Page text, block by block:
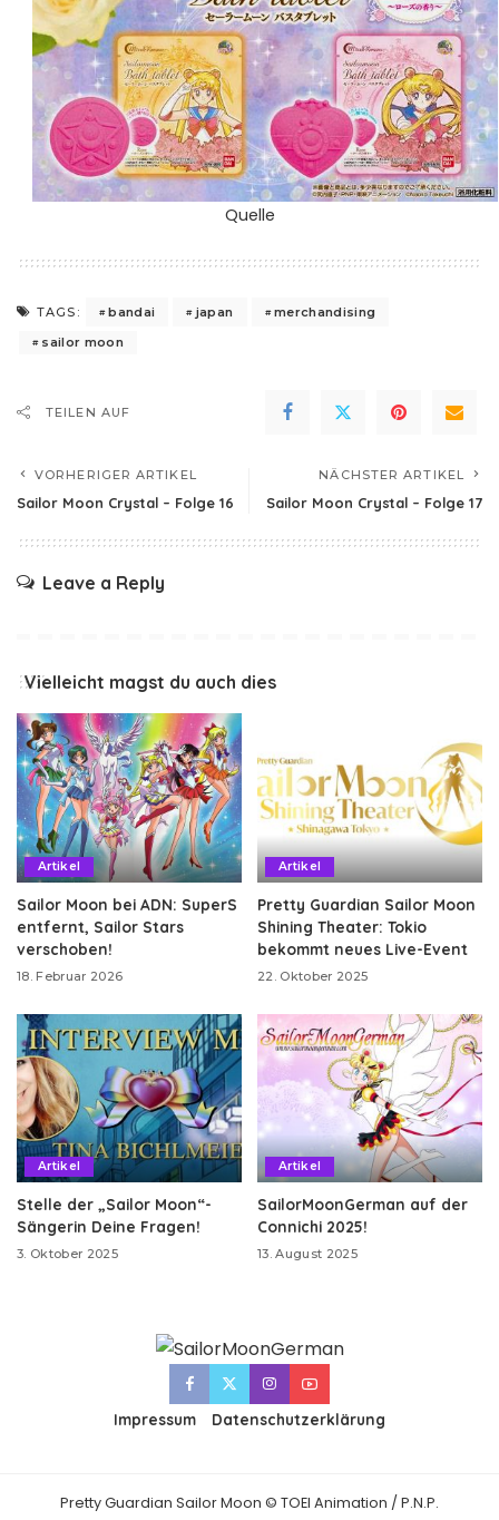
Quelle
TAGS: bandai japan
merchandising
sailor moon
TEILEN AUF
VORHERIGER ARTIKEL
Sailor Moon Crystal – Folge 16
NÄCHSTER ARTIKEL
Sailor Moon Crystal – Folge 17
Leave a Reply
Vielleicht magst du auch dies
Artikel
Sailor Moon bei ADN: SuperS
entfernt, Sailor Stars
verschoben!
18. Februar 2026
Artikel
Pretty Guardian Sailor Moon
Shining Theater: Tokio
bekommt neues Live-Event
22. Oktober 2025
Artikel
Stelle der „Sailor Moon“-
Sängerin Deine Fragen!
3. Oktober 2025
Artikel
SailorMoonGerman auf der
Connichi 2025!
13. August 2025
Impressum Datenschutzerklärung
Pretty Guardian Sailor Moon © TOEI Animation / P.N.P.